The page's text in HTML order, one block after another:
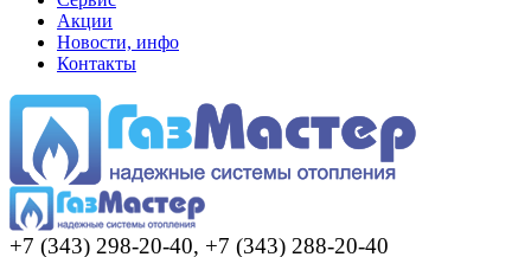
Акции
Новости, инфо
Контакты
+7 (343) 298-20-40, +7 (343) 288-20-40